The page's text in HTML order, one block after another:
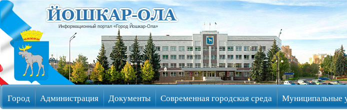
Информационный портал «Город Йошкар-Ола»
Город Администрация Документы Современная городская среда Муниципальные